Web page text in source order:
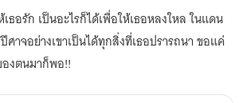
Heart
:
ฝัน
สุดท้าย
ปีศาจ
เธอรัก เป็นอะไรก็ได้เพื่อให้เธอหลงใหล ในแดน
าจอย่างเขาเป็นได้ทุกสิ่งที่เธอปรารถนา ขอแค่
งตนมาก็พอ!!